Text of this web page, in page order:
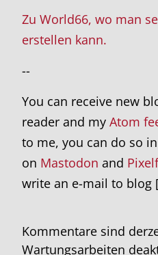
Zu World66, wo man
erstellen kann.
--
You can receive new
reader and my Atom
to me, you can do so
on Mastodon and
write an e-mail to blog
Kommentare sind
Wartungsarbeiten